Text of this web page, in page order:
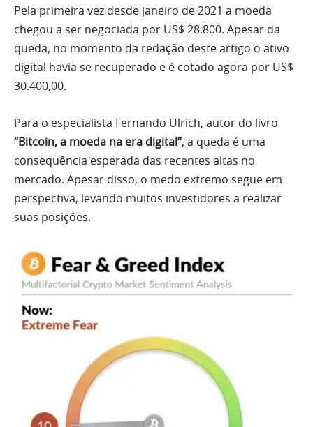
Pela primeira vez desde janeiro de 2021 a moeda
chegou a ser negociada por US$ 28.800. Apesar da
queda, no momento da redação deste artigo o ativo
digital havia se recuperado e é cotado agora por US$
30.400,00.
Para o especialista Fernando Ulrich, autor do livro
“Bitcoin, a moeda na era digital”, a queda é uma
consequência esperada das recentes altas no
mercado. Apesar disso, o medo extremo segue em
perspectiva, levando muitos investidores a realizar
suas posições.